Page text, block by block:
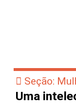
Seção:
Uma